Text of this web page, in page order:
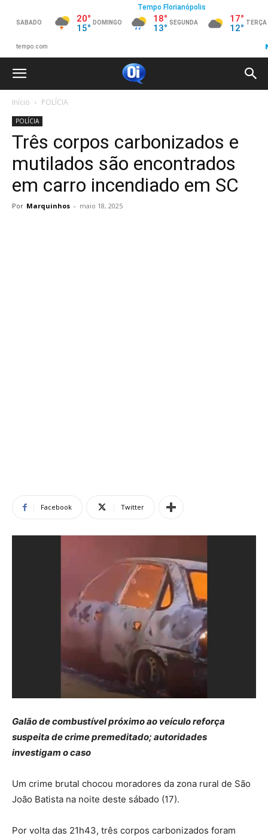
Início POLÍCIA
POLÍCIA
Três corpos carbonizados e
mutilados são encontrados
em carro incendiado em SC
Por Marquinhos - maio 18, 2025
Facebook Twitter
Galão de combustível próximo ao veículo reforça
suspeita de crime premeditado; autoridades
investigam o caso
Um crime brutal chocou moradores da zona rural de São
João Batista na noite deste sábado (17).
Por volta das 21h43, três corpos carbonizados foram